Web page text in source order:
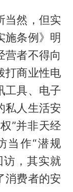
当然，但实
施条例》明
营者不得向
打商业性电
工具、电子
私人生活安
”并非天经
当作“潜规
访，其实就
消费者的安